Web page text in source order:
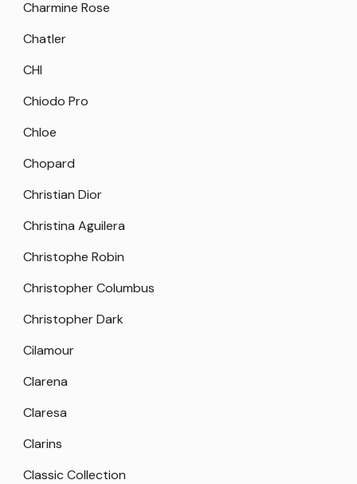
Charmine Rose
Chatler
CHI
Chiodo Pro
Chloe
Chopard
Christian Dior
Christina Aguilera
Christophe Robin
Christopher Columbus
Christopher Dark
Cilamour
Clarena
Claresa
Clarins
Classic Collection